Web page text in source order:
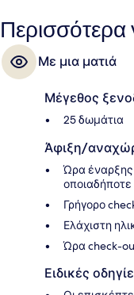
επιβίβασης Στάση Τραμ
λεπτών.
Περισσότερα
Με μια ματιά
Μέγεθος
25 δωμάτια
Άφιξη/
Ώρα
οποιαδήποτε
Γρήγορο
Ελάχιστη
Ώρα check-
Ειδικές